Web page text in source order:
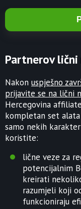
Partnerov lični
Nakon uspješno
prijavite se na lični
Hercegovina
kompletan set alata
samo nekih
koristite:
lične veze za
potencijalnim
kreirati
razumjeli koji
funkcioniraju